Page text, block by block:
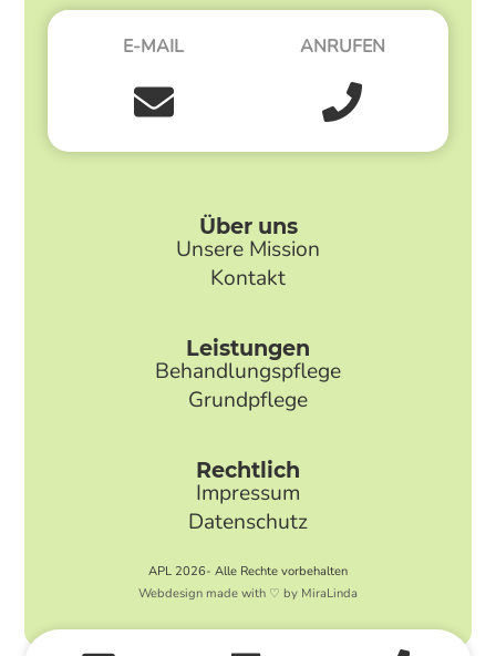
E-MAIL ANRUFEN
Über uns
Unsere Mission
Kontakt
Leistungen
Behandlungspflege
Grundpflege
Rechtlich
Impressum
Datenschutz
APL 2026- Alle Rechte vorbehalten
Webdesign made with ♡ by MiraLinda